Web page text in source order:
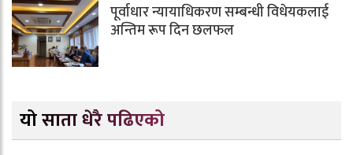
पूर्वाधार न्यायाधिकरण सम्बन्धी विधेयकलाई
अन्तिम रूप दिन छलफल
यो साता धेरै पढिएको